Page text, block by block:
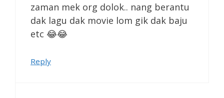
zaman mek org dolok.. nang berantu
dak lagu dak movie lom gik dak baju
etc 😂😂
Reply